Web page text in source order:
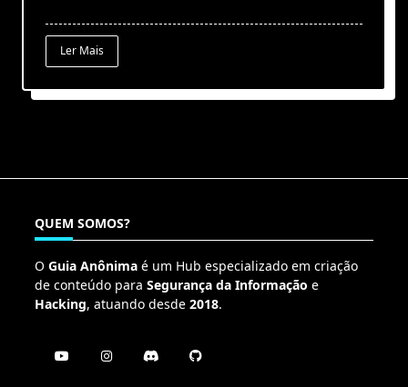
Ler Mais
QUEM SOMOS?
O Guia Anônima é um Hub especializado em criação
de conteúdo para Segurança da Informação e
Hacking, atuando desde 2018.